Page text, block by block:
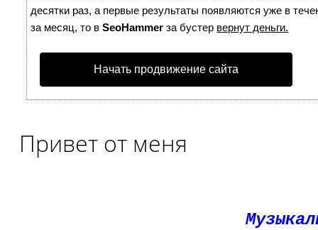
десятки раз, а первые результаты появляются уже в
за месяц, то вSeoHammer за бустер вернут деньги.
Начать продвижение сайта
Привет от меня